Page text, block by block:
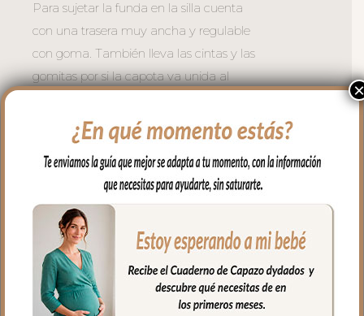
Para sujetar la funda en la silla cuenta
con una trasera muy ancha y regulable
con goma. También lleva las cintas y las
gomitas por si la capota va unida al
Cuenta con un sistema de sujeción
adicional el S_PLUS para conseguir que
a la funda quede mejor sujeta al
respaldo. Son unas cintas que pasas por
las aberturas de los arneses en el respaldo
hasta pasar a la parte posterior y se
abrochan entre ellas.
Las aberturas verticales en el respaldo y
ojales en el culete son aptas para la salida
×